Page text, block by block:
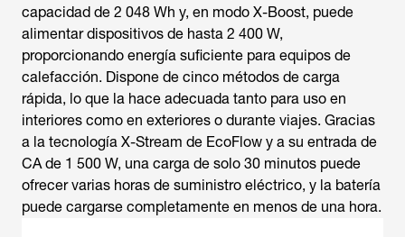
capacidad de 2 048 Wh y, en modo X-Boost, puede
alimentar dispositivos de hasta 2 400 W,
proporcionando energía suficiente para equipos de
calefacción. Dispone de cinco métodos de carga
rápida, lo que la hace adecuada tanto para uso en
interiores como en exteriores o durante viajes. Gracias
a la tecnología X-Stream de EcoFlow y a su entrada de
CA de 1 500 W, una carga de solo 30 minutos puede
ofrecer varias horas de suministro eléctrico, y la batería
puede cargarse completamente en menos de una hora.